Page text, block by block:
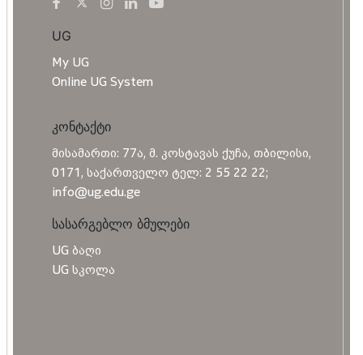
UG
My UG
Online UG System
კონტაქტი
მისამართი: 77ა, მ. კოსტავას ქუჩა, თბილისი,
0171, საქართველო ტელ: 2 55 22 22;
info@ug.edu.ge
სასარგებლო ბმულები
UG ბაღი
UG სკოლა